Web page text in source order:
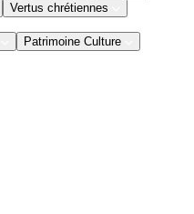
Vertus chrétiennes
Patrimoine Culture